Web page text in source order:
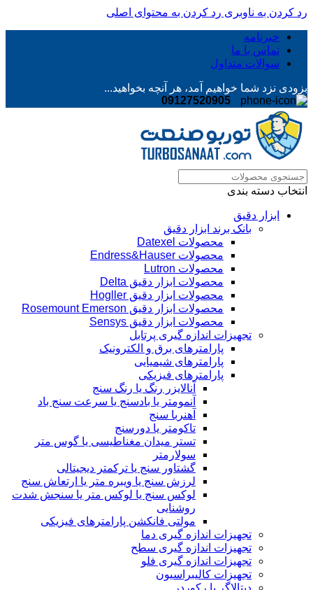
رد کردن به ناوبری رد کردن به محتوای اصلی
خبرنامه
تماس با ما
سوالات متداول
بزودی نزد شما خواهیم آمد، هر آنچه بخواهید...
09127520905
انتخاب دسته بندی
ابزار دقیق
بانک برند ابزار دقیق
محصولات Datexel
محصولات Endress&Hauser
محصولات Lutron
محصولات ابزار دقیق Delta
محصولات ابزار دقیق Hogller
محصولات ابزار دقیق Rosemount Emerson
محصولات ابزار دقیق Sensys
تجهیزات اندازه گیری پرتابل
پارامترهای برق و الکترونیک
پارامترهای شیمیایی
پارامترهای فیزیکی
آنالایزر رنگ یا رنگ سنج
آنمومتر یا بادسنج یا سرعت سنج باد
آهنربا سنج
تاکومتر یا دورسنج
تستر میدان مغناطیسی یا گوس متر
سولارمتر
گشتاور سنج یا ترکمتر دیجیتالی
لرزش سنج یا ویبره متر یا ارتعاش سنج
لوکس سنج یا لوکس متر یا سنجش شدت
روشنایی
مولتی فانکشن پارامترهای فیزیکی
تجهیزات اندازه گیری دما
تجهیزات اندازه گیری سطح
تجهیزات اندازه گیری فلو
تجهیزات کالیبراسیون